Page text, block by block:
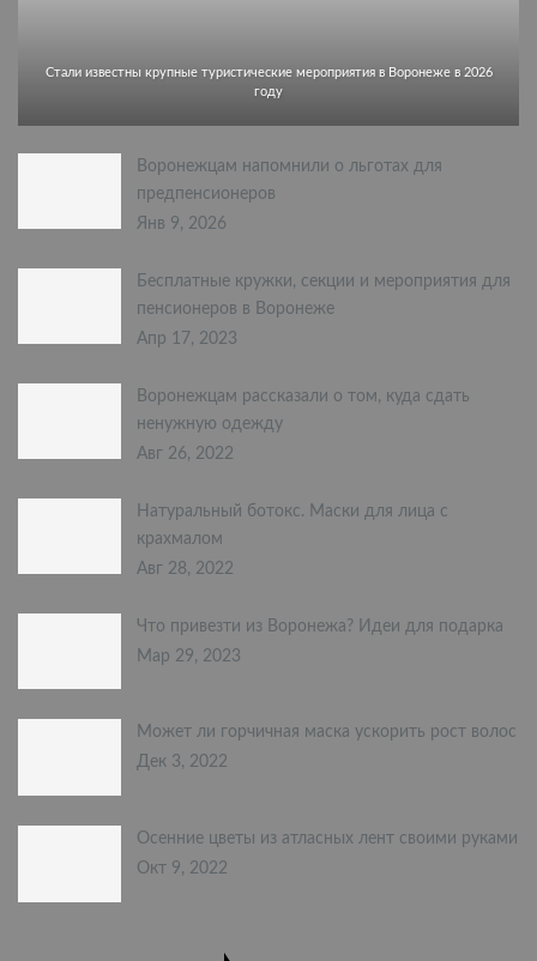
Стали известны крупные туристические мероприятия в Воронеже в 2026
году
Воронежцам напомнили о льготах для
предпенсионеров
Янв 9, 2026
Бесплатные кружки, секции и мероприятия для
пенсионеров в Воронеже
Апр 17, 2023
Воронежцам рассказали о том, куда сдать
ненужную одежду
Авг 26, 2022
Натуральный ботокс. Маски для лица с
крахмалом
Авг 28, 2022
Что привезти из Воронежа? Идеи для подарка
Мар 29, 2023
Может ли горчичная маска ускорить рост волос
Дек 3, 2022
Осенние цветы из атласных лент своими руками
Окт 9, 2022